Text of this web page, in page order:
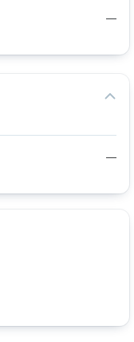
—
—